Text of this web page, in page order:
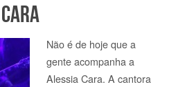
Não é de hoje que a
gente acompanha a
Alessia Cara. A cantora